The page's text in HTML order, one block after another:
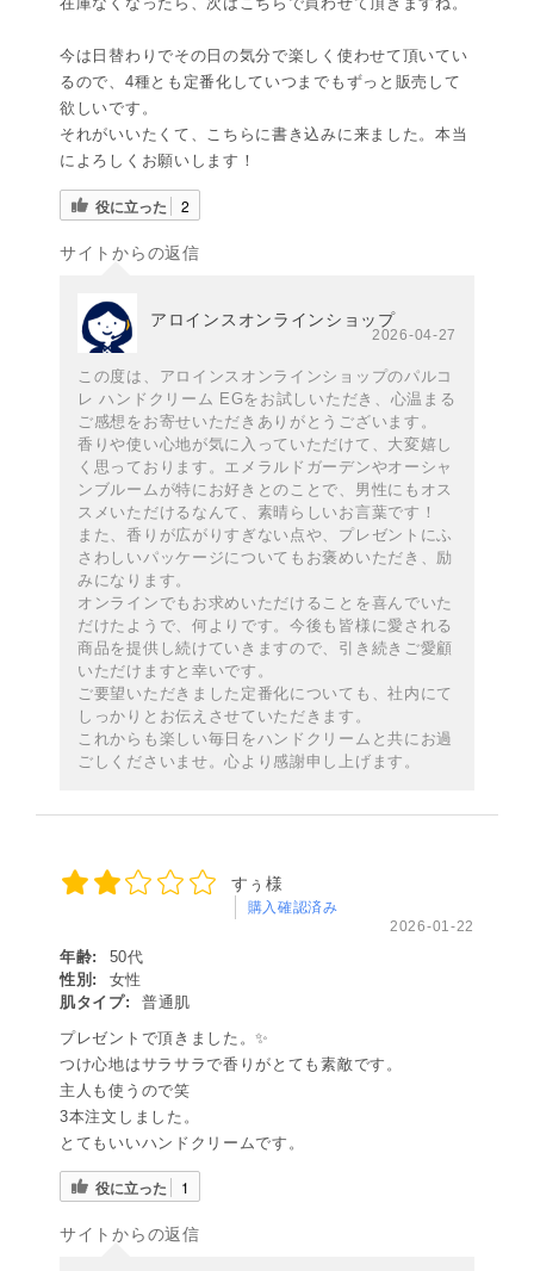
今は日替わりでその日の気分で楽しく使わせて頂いてい
るので、4種とも定番化していつまでもずっと販売して
欲しいです。
それがいいたくて、こちらに書き込みに来ました。本当
によろしくお願いします！
役に立った 2
サイトからの返信
アロインスオンラインショップ
2026-04-27
この度は、アロインスオンラインショップのパルコ
レ ハンドクリーム EGをお試しいただき、心温まる
ご感想をお寄せいただきありがとうございます。
香りや使い心地が気に入っていただけて、大変嬉し
く思っております。エメラルドガーデンやオーシャ
ンブルームが特にお好きとのことで、男性にもオス
スメいただけるなんて、素晴らしいお言葉です！
また、香りが広がりすぎない点や、プレゼントにふ
さわしいパッケージについてもお褒めいただき、励
みになります。
オンラインでもお求めいただけることを喜んでいた
だけたようで、何よりです。今後も皆様に愛される
商品を提供し続けていきますので、引き続きご愛顧
いただけますと幸いです。
ご要望いただきました定番化についても、社内にて
しっかりとお伝えさせていただきます。
これからも楽しい毎日をハンドクリームと共にお過
ごしくださいませ。心より感謝申し上げます。
すぅ様
購入確認済み
2026-01-22
年齢:
50代
性別:
女性
肌タイプ:
普通肌
プレゼントで頂きました。✨
つけ心地はサラサラで香りがとても素敵です。
主人も使うので笑
3本注文しました。
とてもいいハンドクリームです。
役に立った 1
サイトからの返信